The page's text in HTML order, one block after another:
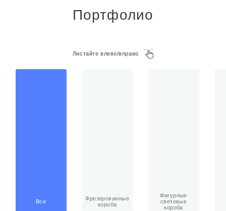
Портфолио
Листайте влево/вправо
Все
Фрезерованные
короба
Фигурные
световые
короба